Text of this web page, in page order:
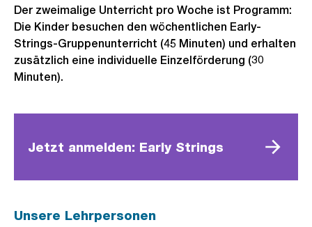
Der zweimalige Unterricht pro Woche ist Programm:
Die Kinder besuchen den wöchentlichen Early-
Strings-Gruppenunterricht (45 Minuten) und erhalten
zusätzlich eine individuelle Einzelförderung (30
Minuten).
Jetzt anmelden: Early Strings
Unsere Lehrpersonen